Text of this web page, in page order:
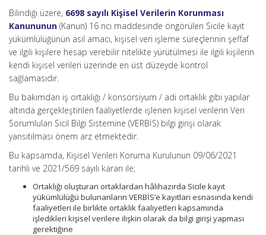
Bilindiği üzere, 6698 sayılı Kişisel Verilerin Korunması
Kanununun (Kanun) 16 ncı maddesinde öngörülen Sicile kayıt
yükümlülüğünün asıl amacı, kişisel veri işleme süreçlerinin şeffaf
ve ilgili kişilere hesap verebilir nitelikte yürütülmesi ile ilgili kişilerin
kendi kişisel verileri üzerinde en üst düzeyde kontrol
sağlamasıdır.
Bu bakımdan iş ortaklığı / konsorsiyum / adi ortaklık gibi yapılar
altında gerçekleştirilen faaliyetlerde işlenen kişisel verilerin Veri
Sorumluları Sicil Bilgi Sistemine (VERBİS) bilgi girişi olarak
yansıtılması önem arz etmektedir.
Bu kapsamda, Kişisel Verileri Koruma Kurulunun 09/06/2021
tarihli ve 2021/569 sayılı kararı ile;
Ortaklığı oluşturan ortaklardan hâlihazırda Sicile kayıt
yükümlülüğü bulunanların VERBİS’e kayıtları esnasında kendi
faaliyetleri ile birlikte ortaklık faaliyetleri kapsamında
işledikleri kişisel verilere ilişkin olarak da bilgi girişi yapması
gerektiğine